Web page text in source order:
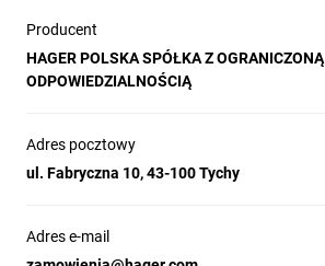
Producent
HAGER POLSKA SPÓŁKA Z OGRANICZONĄ
ODPOWIEDZIALNOŚCIĄ
Adres pocztowy
ul. Fabryczna 10, 43-100 Tychy
Adres e-mail